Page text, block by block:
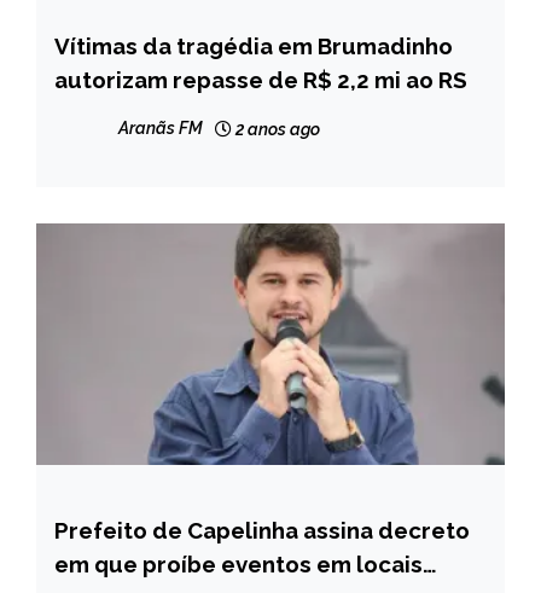
BRASIL
MINAS
Vítimas da tragédia em Brumadinho
autorizam repasse de R$ 2,2 mi ao RS
Aranãs FM 2 anos ago
CAPELINHA
NOTÍCIAS
Prefeito de Capelinha assina decreto
em que proíbe eventos em locais